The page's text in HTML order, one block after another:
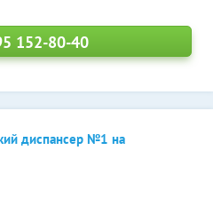
152-80-40
диспансер №1 на